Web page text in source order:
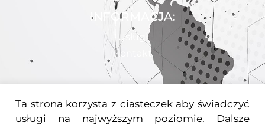
INFORMACJA:
Usługi
Kontakt
Uprawnienia
Ta strona korzysta z ciasteczek aby świadczyć
usługi na najwyższym poziomie. Dalsze